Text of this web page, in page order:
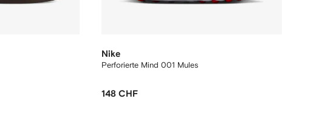
Nike
Perforierte Mind 001 Mules
148 CHF